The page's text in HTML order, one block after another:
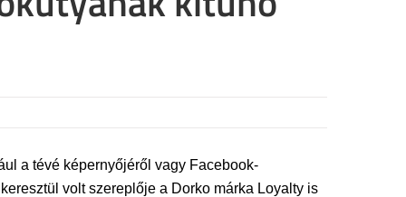
a tévé képernyőjéről vagy Facebook-
volt szereplője a Dorko márka Loyalty is